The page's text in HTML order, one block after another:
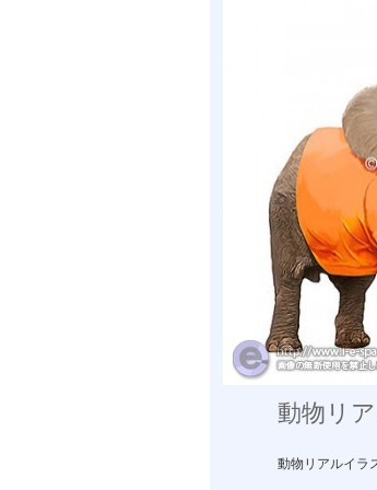
動物リ
動物リアルイラ